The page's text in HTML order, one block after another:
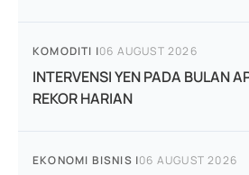
KOMODITI |06 AUGUST 2026
INTERVENSI YEN PADA BULAN
REKOR HARIAN
EKONOMI BISNIS |06 AUGUST 2026